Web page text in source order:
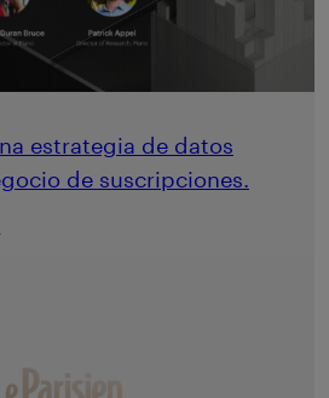
estrategia de datos
de suscripciones.